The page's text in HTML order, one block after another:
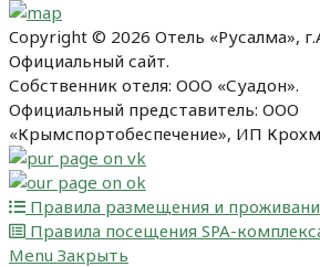
Copyright © 2026 Отель «Русалма»,
Официальный сайт.
Собственник отеля: ООО «Суадон».
Официальный представитель: ООО
«Крымспортобеспечение», ИП
Правила размещения и
Правила посещения SPA-
Menu Закрыть